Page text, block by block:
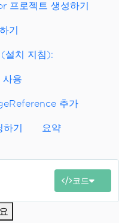
프로젝트 생성하기
기
설치 지침):
용
추가
기 요약
코드